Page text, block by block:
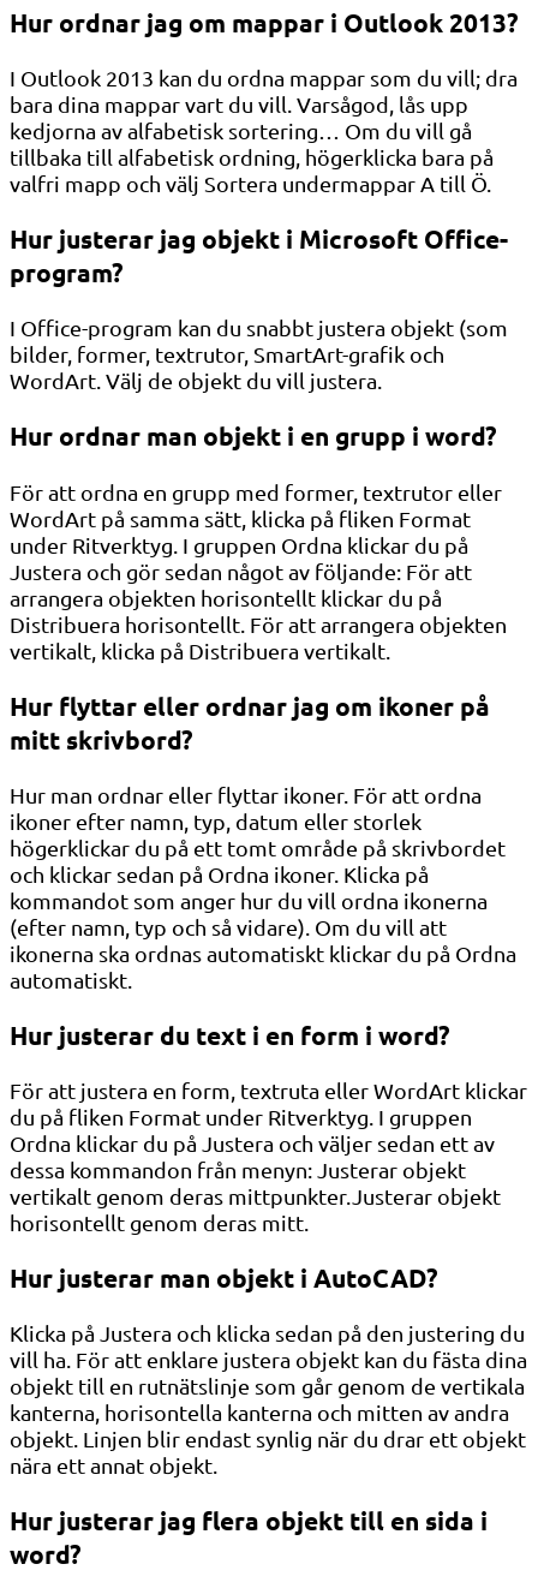
Hur ordnar jag om mappar i Outlook 2013?
I Outlook 2013 kan du ordna mappar som du vill; dra
bara dina mappar vart du vill. Varsågod, lås upp
kedjorna av alfabetisk sortering… Om du vill gå
tillbaka till alfabetisk ordning, högerklicka bara på
valfri mapp och välj Sortera undermappar A till Ö.
Hur justerar jag objekt i Microsoft Office-
program?
I Office-program kan du snabbt justera objekt (som
bilder, former, textrutor, SmartArt-grafik och
WordArt. Välj de objekt du vill justera.
Hur ordnar man objekt i en grupp i word?
För att ordna en grupp med former, textrutor eller
WordArt på samma sätt, klicka på fliken Format
under Ritverktyg. I gruppen Ordna klickar du på
Justera och gör sedan något av följande: För att
arrangera objekten horisontellt klickar du på
Distribuera horisontellt. För att arrangera objekten
vertikalt, klicka på Distribuera vertikalt.
Hur flyttar eller ordnar jag om ikoner på
mitt skrivbord?
Hur man ordnar eller flyttar ikoner. För att ordna
ikoner efter namn, typ, datum eller storlek
högerklickar du på ett tomt område på skrivbordet
och klickar sedan på Ordna ikoner. Klicka på
kommandot som anger hur du vill ordna ikonerna
(efter namn, typ och så vidare). Om du vill att
ikonerna ska ordnas automatiskt klickar du på Ordna
automatiskt.
Hur justerar du text i en form i word?
För att justera en form, textruta eller WordArt klickar
du på fliken Format under Ritverktyg. I gruppen
Ordna klickar du på Justera och väljer sedan ett av
dessa kommandon från menyn: Justerar objekt
vertikalt genom deras mittpunkter.Justerar objekt
horisontellt genom deras mitt.
Hur justerar man objekt i AutoCAD?
Klicka på Justera och klicka sedan på den justering du
vill ha. För att enklare justera objekt kan du fästa dina
objekt till en rutnätslinje som går genom de vertikala
kanterna, horisontella kanterna och mitten av andra
objekt. Linjen blir endast synlig när du drar ett objekt
nära ett annat objekt.
Hur justerar jag flera objekt till en sida i
word?